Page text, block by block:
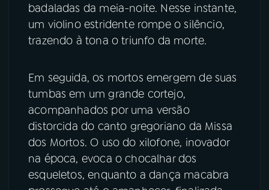
badaladas da meia-noite. Nesse instante,
um violino estridente rompe o silêncio,
trazendo à tona o triunfo da morte.
Em seguida, os mortos emergem de suas
tumbas em um grande cortejo,
acompanhados por uma versão
distorcida do canto gregoriano da Missa
dos Mortos. O uso do xilofone, inovador
na época, evoca o chocalhar dos
esqueletos, enquanto a dança macabra